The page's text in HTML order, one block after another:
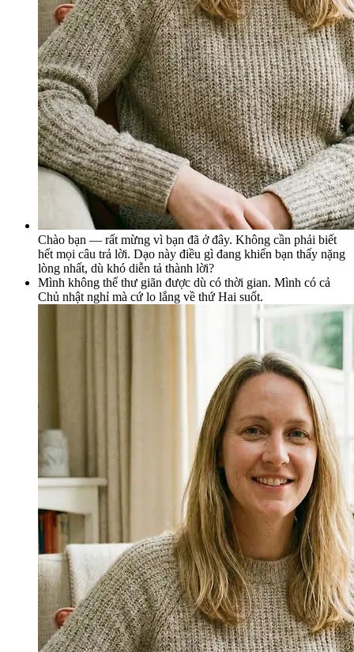
Chào bạn — rất mừng vì bạn đã ở đây. Không cần phải biết
hết mọi câu trả lời. Dạo này điều gì đang khiến bạn thấy nặng
lòng nhất, dù khó diễn tả thành lời?
Mình không thể thư giãn được dù có thời gian. Mình có cả
Chủ nhật nghỉ mà cứ lo lắng về thứ Hai suốt.